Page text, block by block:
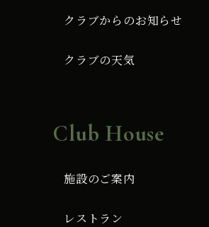
クラブからのお知らせ
クラブの天気
Club House
施設のご案内
レストラン